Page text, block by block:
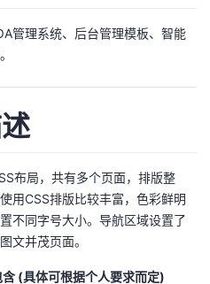
管理系统、后台管理模板、智能
布局，共有多个页面，排版整
用CSS排版比较丰富，色彩鲜明
不同字号大小。导航区域设置了
文并茂页面。
(具体可根据个人要求而定)